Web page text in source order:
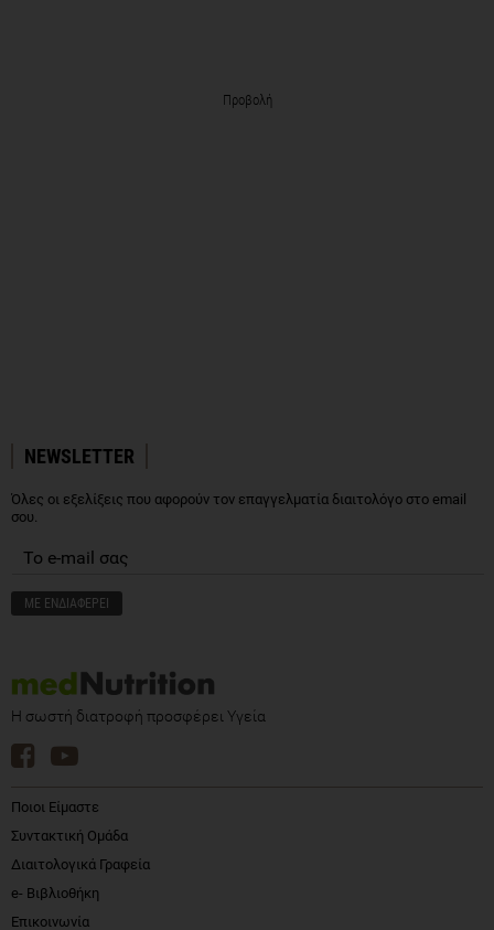
Προβολή
NEWSLETTER
Όλες οι εξελίξεις που αφορούν τον επαγγελματία διαιτολόγο στο email
σου.
Η σωστή διατροφή προσφέρει Υγεία
Ποιοι Είμαστε
Συντακτική Ομάδα
Διαιτολογικά Γραφεία
e- Βιβλιοθήκη
Επικοινωνία